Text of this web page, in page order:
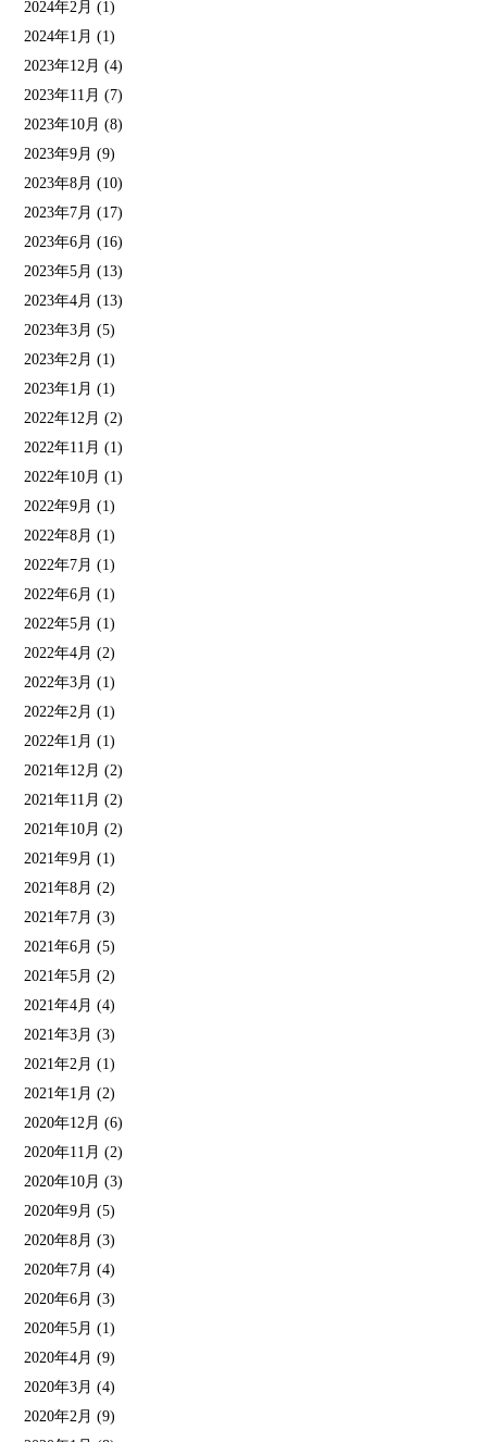
2024年2月 (1)
2024年1月 (1)
2023年12月 (4)
2023年11月 (7)
2023年10月 (8)
2023年9月 (9)
2023年8月 (10)
2023年7月 (17)
2023年6月 (16)
2023年5月 (13)
2023年4月 (13)
2023年3月 (5)
2023年2月 (1)
2023年1月 (1)
2022年12月 (2)
2022年11月 (1)
2022年10月 (1)
2022年9月 (1)
2022年8月 (1)
2022年7月 (1)
2022年6月 (1)
2022年5月 (1)
2022年4月 (2)
2022年3月 (1)
2022年2月 (1)
2022年1月 (1)
2021年12月 (2)
2021年11月 (2)
2021年10月 (2)
2021年9月 (1)
2021年8月 (2)
2021年7月 (3)
2021年6月 (5)
2021年5月 (2)
2021年4月 (4)
2021年3月 (3)
2021年2月 (1)
2021年1月 (2)
2020年12月 (6)
2020年11月 (2)
2020年10月 (3)
2020年9月 (5)
2020年8月 (3)
2020年7月 (4)
2020年6月 (3)
2020年5月 (1)
2020年4月 (9)
2020年3月 (4)
2020年2月 (9)